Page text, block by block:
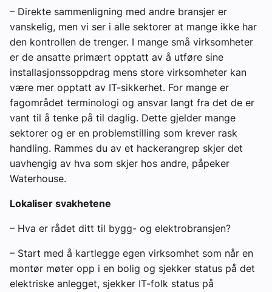
– Direkte sammenligning med andre bransjer er
vanskelig, men vi ser i alle sektorer at mange ikke har
den kontrollen de trenger. I mange små virksomheter
er de ansatte primært opptatt av å utføre sine
installasjonssoppdrag mens store virksomheter kan
være mer opptatt av IT-sikkerhet. For mange er
fagområdet terminologi og ansvar langt fra det de er
vant til å tenke på til daglig. Dette gjelder mange
sektorer og er en problemstilling som krever rask
handling. Rammes du av et hackerangrep skjer det
uavhengig av hva som skjer hos andre, påpeker
Waterhouse.
Lokaliser svakhetene
– Hva er rådet ditt til bygg- og elektrobransjen?
– Start med å kartlegge egen virksomhet som når en
montør møter opp i en bolig og sjekker status på det
elektriske anlegget, sjekker IT-folk status på